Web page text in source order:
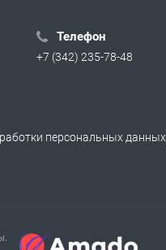
Телефон
+7 (342) 235-78-48
персональных данных